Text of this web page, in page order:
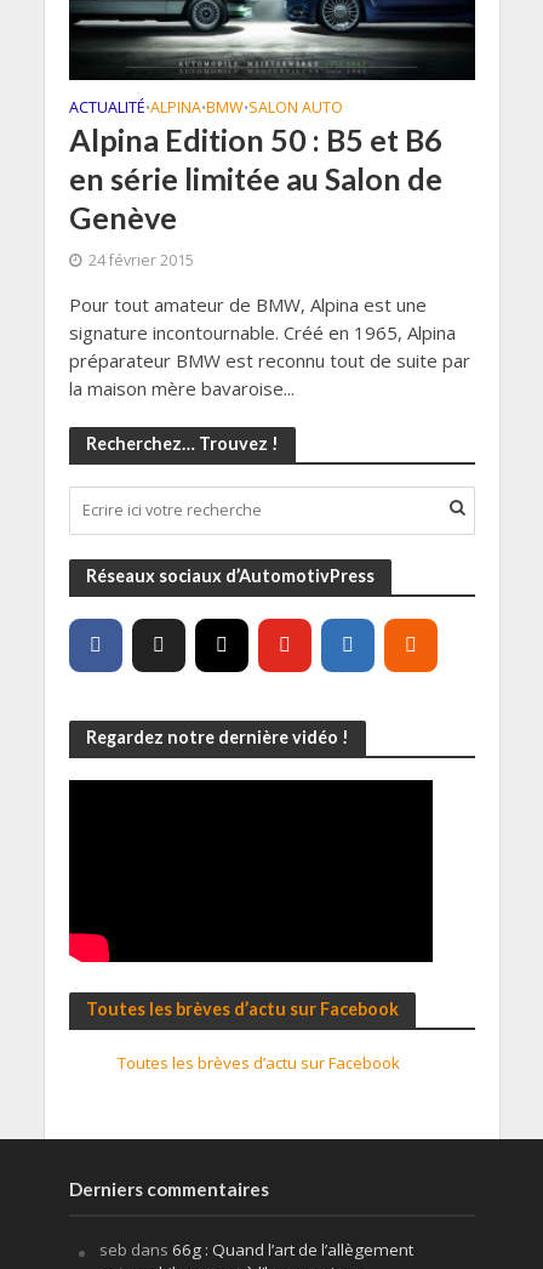
ACTUALITÉ•ALPINA•BMW•SALON AUTO
Alpina Edition 50 : B5 et B6
en série limitée au Salon de
Genève
24 février 2015
Pour tout amateur de BMW, Alpina est une
signature incontournable. Créé en 1965, Alpina
préparateur BMW est reconnu tout de suite par
la maison mère bavaroise...
Recherchez… Trouvez !
Réseaux sociaux d’AutomotivPress
Regardez notre dernière vidéo !
Toutes les brèves d’actu sur Facebook
Toutes les brèves d’actu sur Facebook
Derniers commentaires
seb dans 66g : Quand l’art de l’allègement